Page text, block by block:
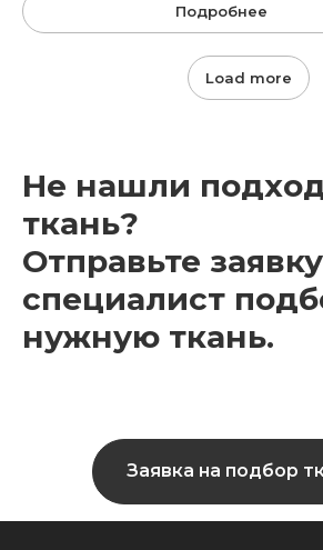
Подробнее
Load more
Не нашли
ткань?
Отправьте
специалист
нужную ткань.
Заявка на подбор